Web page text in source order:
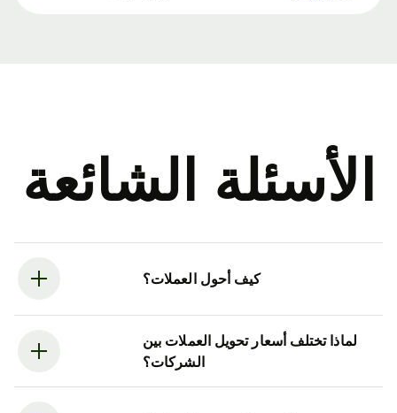
الأسئلة الشائعة
كيف أحول العملات؟
لماذا تختلف أسعار تحويل العملات بين
الشركات؟